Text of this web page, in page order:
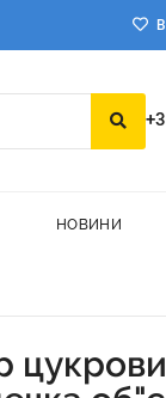
НОВИНИ